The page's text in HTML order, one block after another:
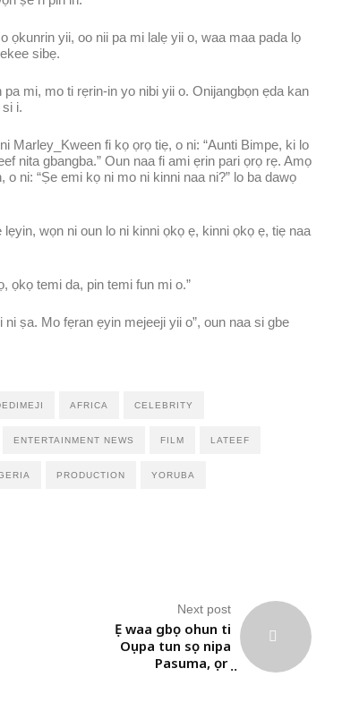
ọkunrin yii, oo nii pa mi lalẹ yii o, waa maa pada lọ
sibẹ.
pa mi, mo ti rẹrin-in yo nibi yii o. Onijangbọn ẹda kan
i.
Marley_Kween fi kọ ọrọ tiẹ, o ni: “Aunti Bimpe, ki lo
nita gbangba.” Oun naa fi ami ẹrin pari ọrọ rẹ. Amọ
ni: “Ṣe emi kọ ni mo ni kinni naa ni?” lo ba dawọ
wọn ni oun lo ni kinni ọkọ ẹ, kinni ọkọ ẹ, tiẹ naa
ọkọ temi da, pin temi fun mi o.”
ṣa. Mo fẹran ẹyin mejeeji yii o”, oun naa si gbe
AFRICA CELEBRITY
ENTERTAINMENT NEWS FILM LATEEF
PRODUCTION YORUBA
Next post
Ẹ waa gbọ ohun ti
Oṣupa tun sọ nipa
Pasuma, ọrẹ ẹ